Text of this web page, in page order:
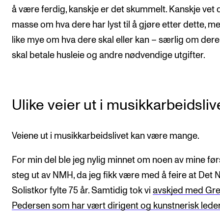
å være ferdig, kanskje er det skummelt. Kanskje vet
masse om hva dere har lyst til å gjøre etter dette,
like mye om hva dere skal eller kan – særlig om
skal betale husleie og andre nødvendige utgifter.
Ulike veier ut i
Veiene ut i musikkarbeidslivet kan være mange.
For min del ble jeg nylig minnet om noen av mine
steg ut av NMH, da jeg fikk være med å feire at Det
Solistkor fylte 75 år. Samtidig tok vi avskjed med
Pedersen som har vært dirigent og kunstnerisk